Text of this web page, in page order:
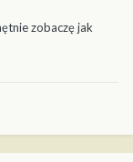
zobaczę jak